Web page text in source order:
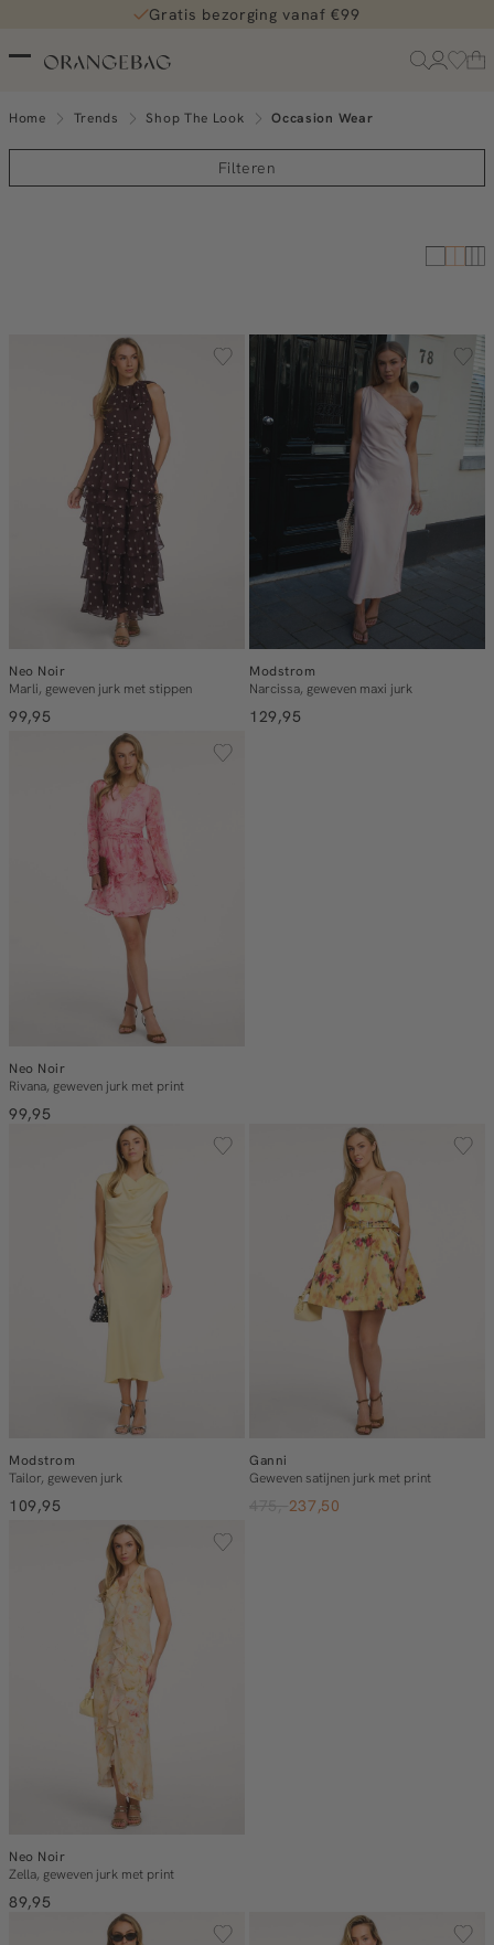
Gratis bezorging vanaf €99
Home Trends Shop The Look Occasion Wear
Filteren
Neo Noir
Marli, geweven jurk met stippen
99,95
Modstrom
Narcissa, geweven maxi jurk
129,95
Neo Noir
Rivana, geweven jurk met print
99,95
Modstrom
Tailor, geweven jurk
109,95
Ganni
Geweven satijnen jurk met print
237,50
Neo Noir
Zella, geweven jurk met print
89,95